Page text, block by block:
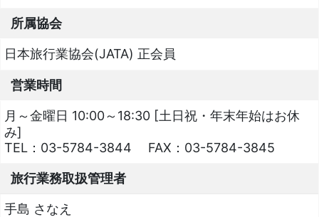
所属協会
日本旅行業協会(JATA) 正会員
営業時間
月～金曜日 10:00～18:30 [土日祝・年末年始はお休
み]
TEL： 03-5784-3844 FAX： 03-5784-3845
旅行業務取扱管理者
手島 さなえ